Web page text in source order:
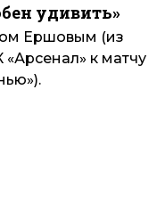
удивить»
Ершовым (из
к матчу